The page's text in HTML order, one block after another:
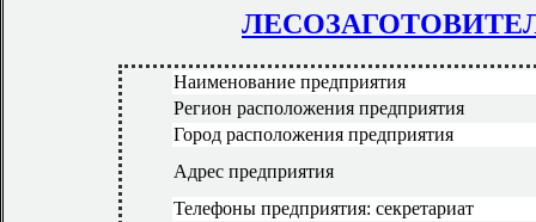
Наименование предприятия
Регион расположения предприятия
Город расположения предприятия
Адрес предприятия
Телефоны предприятия: секретариат